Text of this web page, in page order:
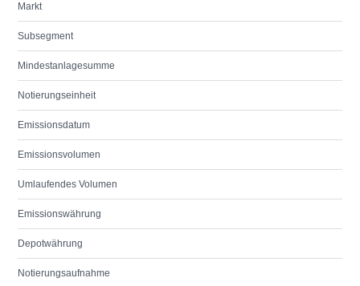
Markt
Subsegment
Mindestanlagesumme
Notierungseinheit
Emissionsdatum
Emissionsvolumen
Umlaufendes Volumen
Emissionswährung
Depotwährung
Notierungsaufnahme